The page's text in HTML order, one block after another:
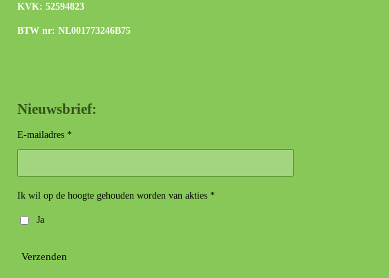
KVK: 52594823
BTW nr: NL001773246B75
Nieuwsbrief:
E-mailadres *
Ik wil op de hoogte gehouden worden van akties *
Ja
Verzenden